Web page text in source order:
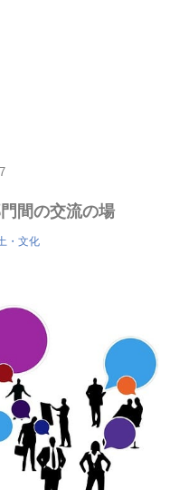
間の交流の場
・文化